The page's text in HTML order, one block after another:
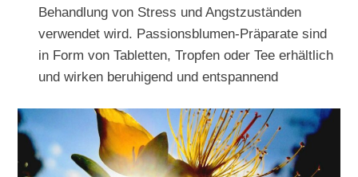
Behandlung von Stress und Angstzuständen
verwendet wird. Passionsblumen-Präparate sind
in Form von Tabletten, Tropfen oder Tee erhältlich
und wirken beruhigend und entspannend